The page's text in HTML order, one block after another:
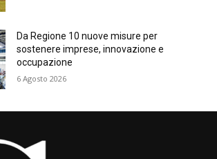
Da Regione 10 nuove misure per
sostenere imprese, innovazione e
occupazione
6 Agosto 2026